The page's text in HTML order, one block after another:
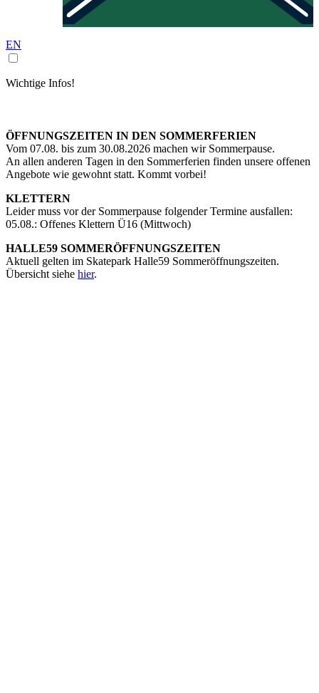
EN
Wichtige Infos!
ÖFFNUNGSZEITEN IN DEN SOMMERFERIEN
Vom 07.08. bis zum 30.08.2026 machen wir Sommerpause.
An allen anderen Tagen in den Sommerferien finden unsere offenen
Angebote wie gewohnt statt. Kommt vorbei!
KLETTERN
Leider muss vor der Sommerpause folgender Termine ausfallen:
05.08.: Offenes Klettern Ü16 (Mittwoch)
HALLE59 SOMMERÖFFNUNGSZEITEN
Aktuell gelten im Skatepark Halle59 Sommeröffnungszeiten.
Übersicht siehe hier.